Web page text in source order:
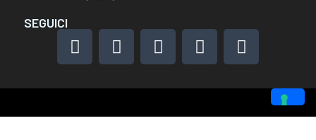
SEGUICI
F
a
e
I
n
t
L
i
k
X
-
w
Y
o
t